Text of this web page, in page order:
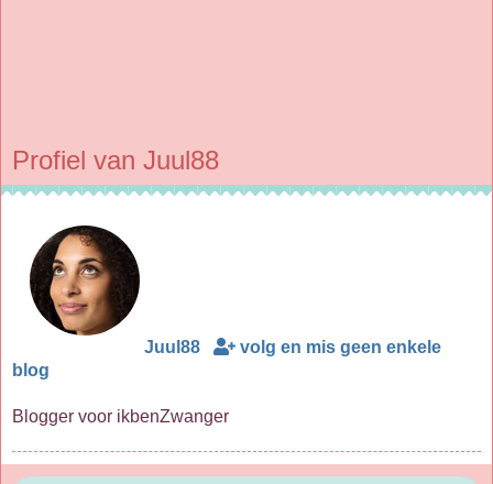
Profiel van Juul88
Juul88
volg en mis geen enkele
blog
Blogger voor ikbenZwanger